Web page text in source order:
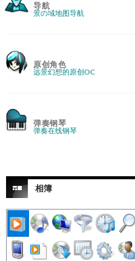
导航
景の域地图导航
原创角色
远景幻想的原创OC
弹奏钢琴
弹奏在线钢琴
相簿